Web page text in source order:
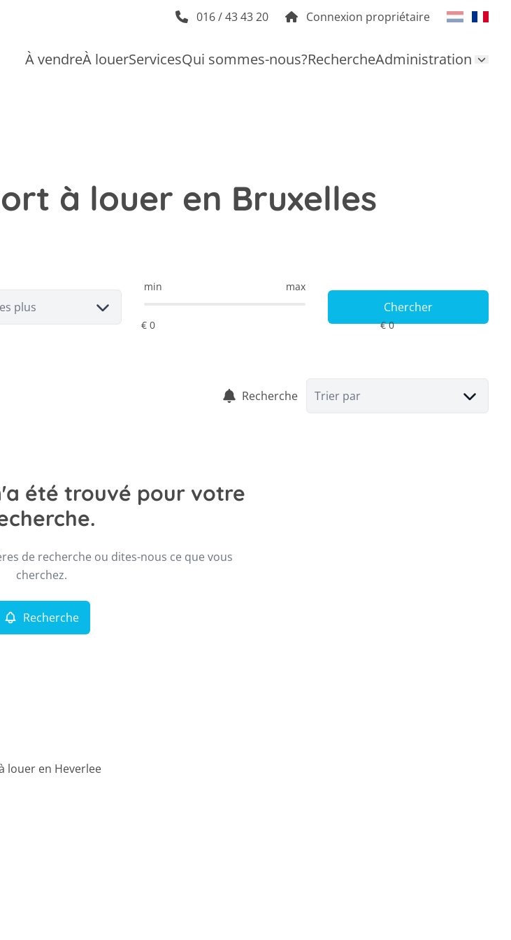
016 / 43 43 20 Connexion propriétaire
À vendreÀ louerServicesQui sommes-nous?RechercheAdministration
à louer en Bruxelles
plus
min max
Chercher
Recherche Trier par
été trouvé pour votre
de recherche ou dites-nous ce que vous
cherchez.
Recherche
louer en Heverlee